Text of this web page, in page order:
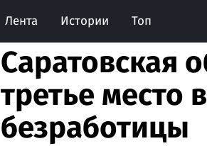
Лента Истории Топ
Саратовская
третье
безработицы